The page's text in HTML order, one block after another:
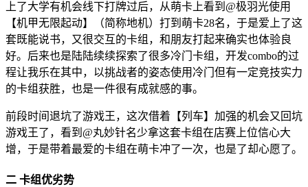
上了大学有机会线下打牌过后，从萌卡上看到@极羽光使用
【机甲无限起动】（简称地机）打到萌卡28名，于是爱上了这
套既能说书，又很交互的卡组，和朋友打起来确实也体验良
好。后来也是陆陆续续探索了很多冷门卡组，开发combo的过
程让我乐在其中，以挑战者的姿态使用冷门但有一定竞技实力
的卡组获胜，也是一件很有成就感的事。
前段时间退坑了游戏王，这次借着【列车】加强的机会又回坑
游戏王了，看到@丸妙针名少拿这套卡组在店赛上位信心大
增，于是带着最爱的卡组在萌卡冲了一次，也是了却心愿了。
二 卡组优劣势